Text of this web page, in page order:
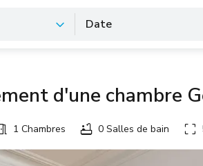
Date
d'une chambre
1 Chambres 0 Salles de bain